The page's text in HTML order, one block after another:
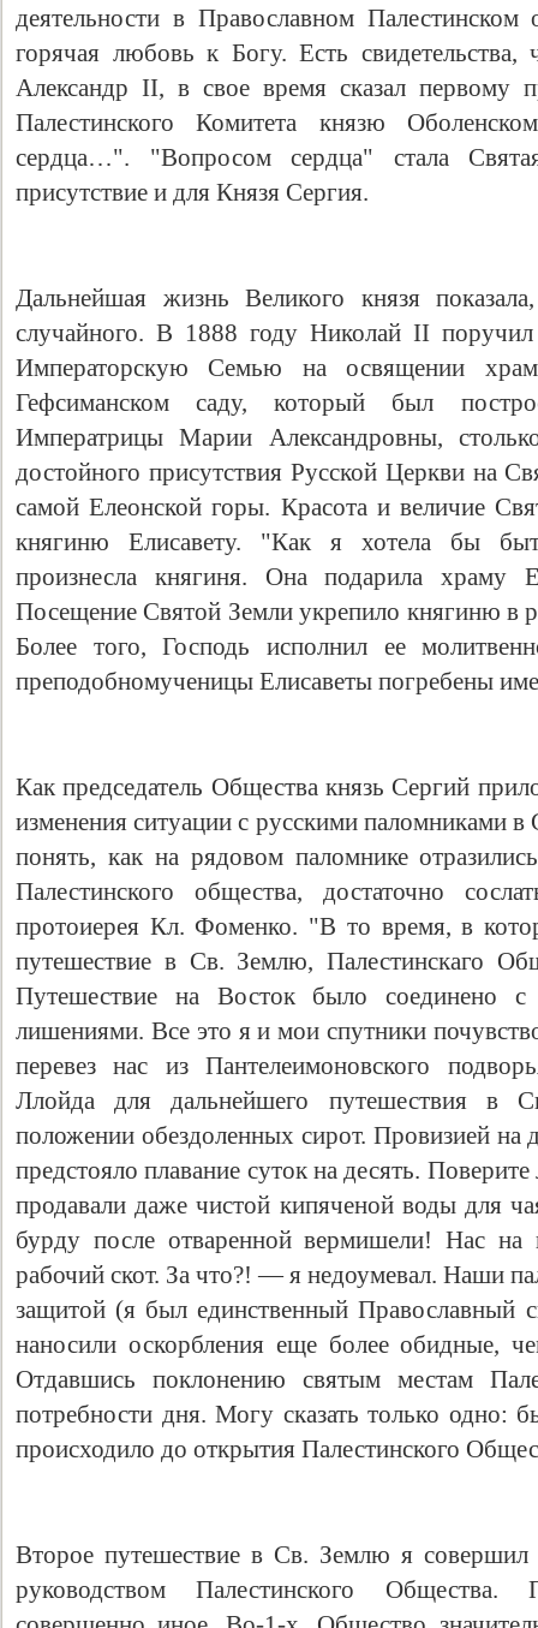
деятельности в Православном Палестинском
горячая любовь к Богу. Есть
Александр II, в свое время сказал первому
Палестинского Комитета князю
сердца…". "Вопросом сердца" стала
присутствие и для Князя Сергия.
Дальнейшая жизнь Великого князя
случайного. В 1888 году Николай II
Императорскую Семью на освящении
Гефсиманском саду, который был
Императрицы Марии Александровны,
достойного присутствия Русской Церкви на
самой Елеонской горы. Красота и величие
княгиню Елисавету. "Как я хотела бы
произнесла княгиня. Она подарила храму
Посещение Святой Земли укрепило княгиню в
Более того, Господь исполнил ее
преподобномученицы Елисаветы погребены
Как председатель Общества князь Сергий
изменения ситуации с русскими паломниками
понять, как на рядовом паломнике
Палестинского общества, достаточно
протоиерея Кл. Фоменко. "В то время, в
путeшecтвиe в Св. Землю, Палестинскаго
Путешествие на Восток было соединено
лишениями. Все это я и мои спутники
перевез нас из Пантелеимоновского
Ллойда для дальнейшего путешествия
положении обездоленных сирот. Провизией на
предстояло плавание суток на десять.
продавали даже чистой кипяченой воды для
бурду после отваренной вермишели! Нас на
рабочий скот. За что?! — я недоумевал. Наши
защитой (я был единственный Православный
наносили оскорбления еще более обидные,
Отдавшись поклонению святым местам
потребности дня. Могу сказать только одно:
происходило до открытия Палестинского
Второе пyтeшecтвиe в Св. Землю я совершил
руководством Палестинского Общества.